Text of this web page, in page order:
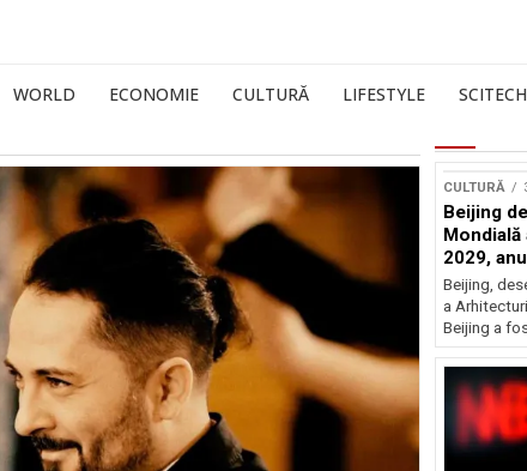
WORLD ECONOMIE CULTURĂ LIFESTYLE SCITECH
CULTURĂ
Beijing
2029,
Beijing,
a
Beijing a